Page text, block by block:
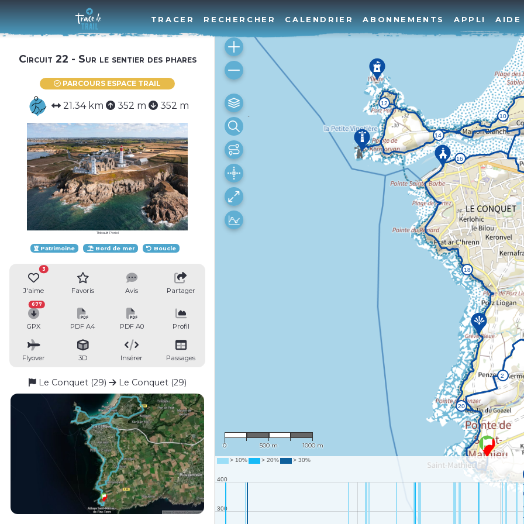
TRACER RECHERCHER CALENDRIER ABONNEMENTS APPLI AIDE
Circuit 22 - Sur le sentier des phares
PARCOURS ESPACE TRAIL
21.34 km 352 m 352 m
Thibault Poriel
Patrimoine Bord de mer Boucle
J'aime
3
Favoris Avis Partager
GPX
677
PDF A4 PDF A0 Profil
Flyover 3D Insérer Passages
Le Conquet (29) Le Conquet (29)
0 500 m 1000 m